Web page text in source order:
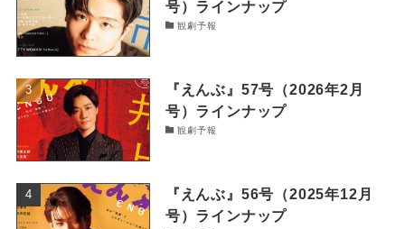
号）ラインナップ
観劇予報
『えんぶ』57号（2026年2月
号）ラインナップ
観劇予報
『えんぶ』56号（2025年12月
号）ラインナップ